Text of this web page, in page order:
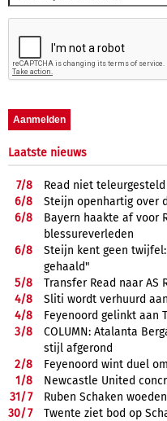
Laatste nieuws
7/8
Read niet
6/8
Steijn openhartig over
6/8
Bayern haakte af voor
blessureverleden
6/8
Steijn kent geen
gehaald"
5/8
Transfer Read naar AS
4/8
Sliti wordt verhuurd
4/8
Feyenoord gelinkt aan
3/8
COLUMN: Atalanta
stijl afgerond
2/8
Feyenoord wint duel
1/8
Newcastle United
31/7
Ruben Schaken
30/7
Twente ziet bod op